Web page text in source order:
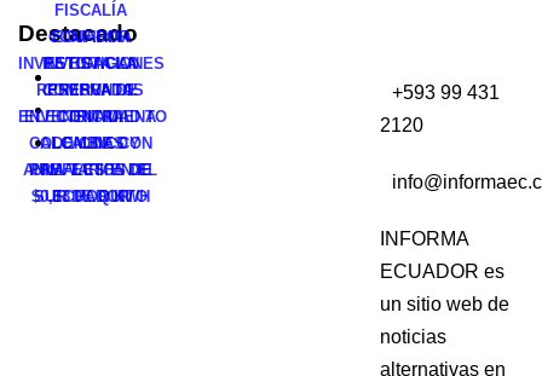
Destacado
ECUADOR
RETOMA LA
COMPRA DE
ELECTRICIDAD A
COLOMBIA CON
UNA TARIFA DE
$0,33 POR KWH
FISCALÍA
CONFIRMA
INVESTIGACIONES
RESERVADAS
CONTRA
ALCALDES Y
PREFECTOS DE
ECUADOR
INVESTIGAN
PRESUNTO
ENVENENAMIENTO
DE CINCO
ANIMALES EN EL
SUR DE QUITO
+593 99 431
2120
INFORMA
ECUADOR es
un sitio web de
noticias
alternativas en